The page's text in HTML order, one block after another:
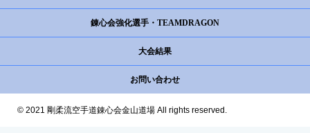
錬心会強化選手・TEAMDRAGON
大会結果
お問い合わせ
© 2021 剛柔流空手道錬心会金山道場 All rights reserved.